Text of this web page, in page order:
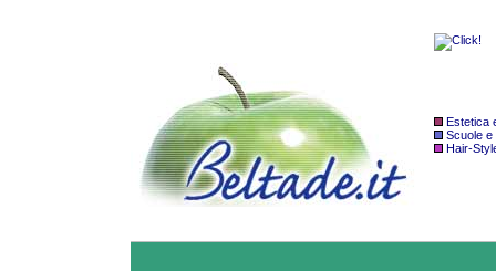
Estetica
Scuole e
Hair-